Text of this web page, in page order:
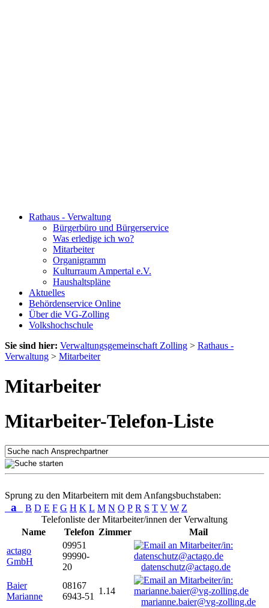
Rathaus - Verwaltung
Bürgerbüro und Bürgerservice
Was erledige ich wo?
Mitarbeiter
Organigramm
Kulturraum Ampertal e.V.
Haushaltspläne
Aktuelles
Behördenservice Online
Über die VG-Zolling
Volkshochschule
Sie sind hier: Verwaltungsgemeinschaft Zolling > Rathaus -
Verwaltung > Mitarbeiter
Mitarbeiter
Mitarbeiter-Telefon-Liste
Sprung zu den Mitarbeitern mit dem Anfangsbuchstaben:
a B D E F G H K L M N O P R S T V W Z
Telefonliste der Mitarbeiter/innen der Verwaltung
Name
Telefon Zimmer
Mail
actago
GmbH
09951
99990-
20
datenschutz@actago.de
Baier
Marianne
08167
6943-51
1.14
marianne.baier@vg-zolling.de